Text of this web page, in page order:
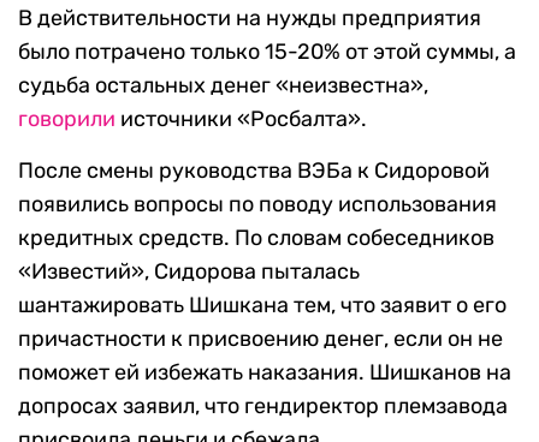
В действительности на нужды предприятия
было потрачено только 15-20% от этой суммы, а
судьба остальных денег «неизвестна»,
говорили источники «Росбалта».
После смены руководства ВЭБа к Сидоровой
появились вопросы по поводу использования
кредитных средств. По словам собеседников
«Известий», Сидорова пыталась
шантажировать Шишкана тем, что заявит о его
причастности к присвоению денег, если он не
поможет ей избежать наказания. Шишканов на
допросах заявил, что гендиректор племзавода